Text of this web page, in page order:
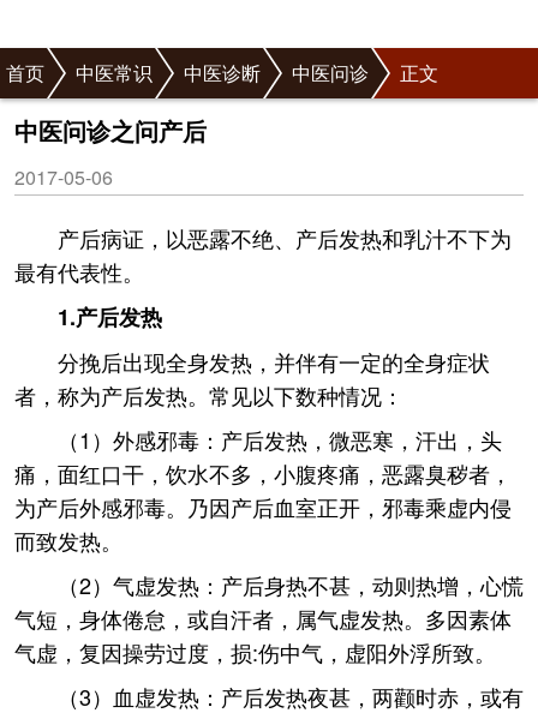
首页 中医常识 中医诊断 中医问诊 正文
中医问诊之问产后
2017-05-06
产后病证，以恶露不绝、产后发热和乳汁不下为
最有代表性。
1.产后发热
分挽后出现全身发热，并伴有一定的全身症状
者，称为产后发热。常见以下数种情况：
（1）外感邪毒：产后发热，微恶寒，汗出，头
痛，面红口干，饮水不多，小腹疼痛，恶露臭秽者，
为产后外感邪毒。乃因产后血室正开，邪毒乘虚内侵
而致发热。
（2）气虚发热：产后身热不甚，动则热增，心慌
气短，身体倦怠，或自汗者，属气虚发热。多因素体
气虚，复因操劳过度，损:伤中气，虚阳外浮所致。
（3）血虚发热：产后发热夜甚，两颧时赤，或有